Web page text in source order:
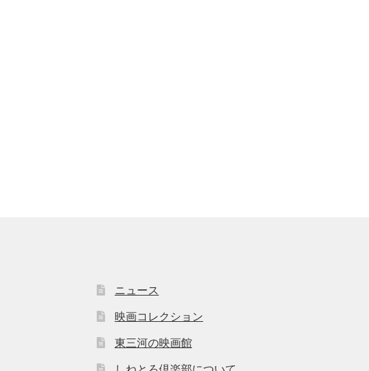
ニュース
映画コレクション
東三河の映画館